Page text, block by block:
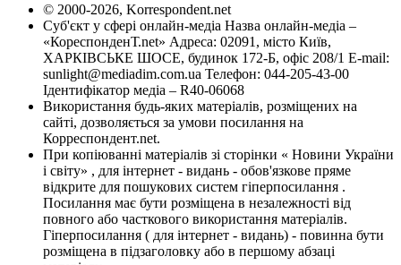
© 2000-2026, Korrespondent.net
Суб'єкт у сфері онлайн-медіа Назва онлайн-медіа –
«КореспонденТ.net» Адреса: 02091, місто Київ,
ХАРКІВСЬКЕ ШОСЕ, будинок 172-Б, офіс 208/1 E-mail:
sunlight@mediadim.com.ua Телефон: 044-205-43-00
Ідентифікатор медіа – R40-06068
Використання будь-яких матеріалів, розміщених на
сайті, дозволяється за умови посилання на
Корреспондент.net.
При копіюванні матеріалів зі сторінки « Новини України
і світу» , для інтернет - видань - обов'язкове пряме
відкрите для пошукових систем гіперпосилання .
Посилання має бути розміщена в незалежності від
повного або часткового використання матеріалів.
Гіперпосилання ( для інтернет - видань) - повинна бути
розміщена в підзаголовку або в першому абзаці